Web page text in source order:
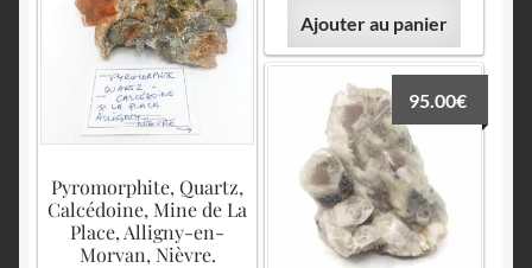
Ajouter au panier
Pyromorphite, Quartz,
Calcédoine, Mine de La
Place, Alligny-en-
Morvan, Nièvre.
95.00€